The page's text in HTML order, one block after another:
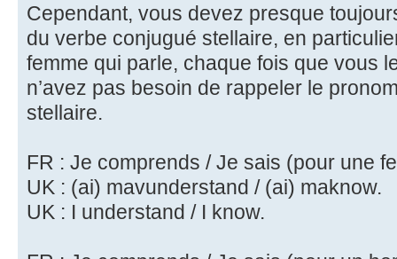
Cependant, vous devez presque
du verbe conjugué stellaire, en
femme qui parle, chaque fois que vous
n’avez pas besoin de rappeler le
stellaire.
FR : Je comprends / Je sais (pour une
UK : (ai) mavunderstand / (ai) maknow.
UK : I understand / I know.